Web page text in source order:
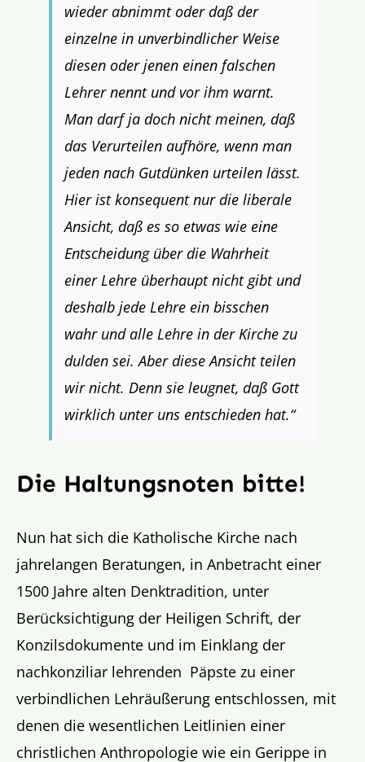
wieder abnimmt oder daß der
einzelne in unverbindlicher Weise
diesen oder jenen einen falschen
Lehrer nennt und vor ihm warnt.
Man darf ja doch nicht meinen, daß
das Verurteilen aufhöre, wenn man
jeden nach Gutdünken urteilen lässt.
Hier ist konsequent nur die liberale
Ansicht, daß es so etwas wie eine
Entscheidung über die Wahrheit
einer Lehre überhaupt nicht gibt und
deshalb jede Lehre ein bisschen
wahr und alle Lehre in der Kirche zu
dulden sei. Aber diese Ansicht teilen
wir nicht. Denn sie leugnet, daß Gott
wirklich unter uns entschieden hat.“
Die Haltungsnoten bitte!
Nun hat sich die Katholische Kirche nach
jahrelangen Beratungen, in Anbetracht einer
1500 Jahre alten Denktradition, unter
Berücksichtigung der Heiligen Schrift, der
Konzilsdokumente und im Einklang der
nachkonziliar lehrenden Päpste zu einer
verbindlichen Lehräußerung entschlossen, mit
denen die wesentlichen Leitlinien einer
christlichen Anthropologie wie ein Gerippe in